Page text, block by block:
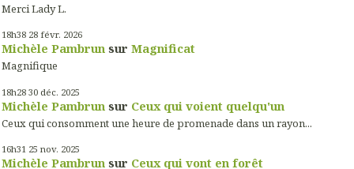
Merci Lady L.
18h38 28 févr. 2026
Michèle Pambrun sur Magnificat
Magnifique
18h28 30 déc. 2025
Michèle Pambrun sur Ceux qui voient quelqu'un
Ceux qui consomment une heure de promenade dans un rayon...
16h31 25 nov. 2025
Michèle Pambrun sur Ceux qui vont en forêt